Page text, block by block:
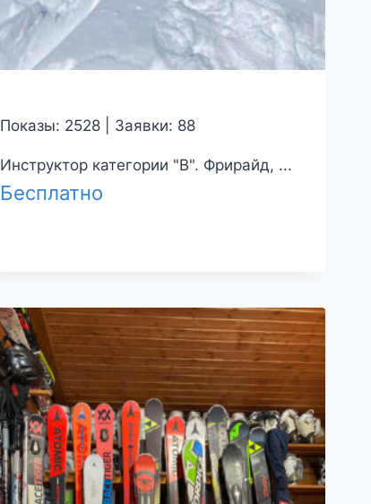
Показы: 2528 | Заявки: 88
Инструктор категории "B". Фрирайд, ...
Бесплатно